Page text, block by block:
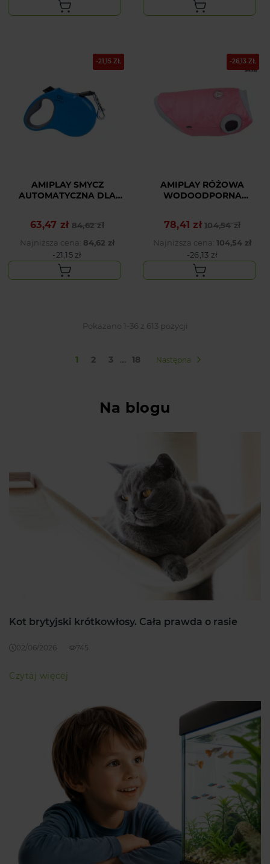
-21,15 ZŁ
AMIPLAY SMYCZ
AUTOMATYCZNA DLA
Cena podstawowa
84,62 zł
Cena
63,47 zł
Najniższa cena: 84,62 zł
-21,15 zł
-26,13 ZŁ
AMIPLAY RÓŻOWA
WODOODPORNA
46 CM
Cena podstawowa
104,54 zł
Cena
78,41 zł
Najniższa cena: 104,54 zł
-26,13 zł
Pokazano 1-36 z 613 pozycji
1 2 3 … 18 Następna
Na blogu
Kot brytyjski krótkowłosy. Cała prawda o rasie
02/06/2026 745
Czytaj więcej